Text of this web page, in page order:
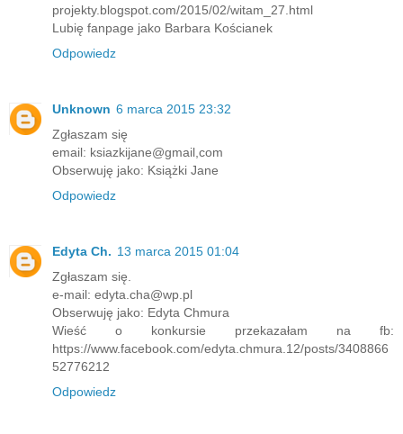
projekty.blogspot.com/2015/02/witam_27.html
Lubię fanpage jako Barbara Kościanek
Odpowiedz
Unknown 6 marca 2015 23:32
Zgłaszam się
email: ksiazkijane@gmail,com
Obserwuję jako: Książki Jane
Odpowiedz
Edyta Ch. 13 marca 2015 01:04
Zgłaszam się.
e-mail: edyta.cha@wp.pl
Obserwuję jako: Edyta Chmura
Wieść o konkursie przekazałam na fb:
https://www.facebook.com/edyta.chmura.12/posts/3408866
52776212
Odpowiedz